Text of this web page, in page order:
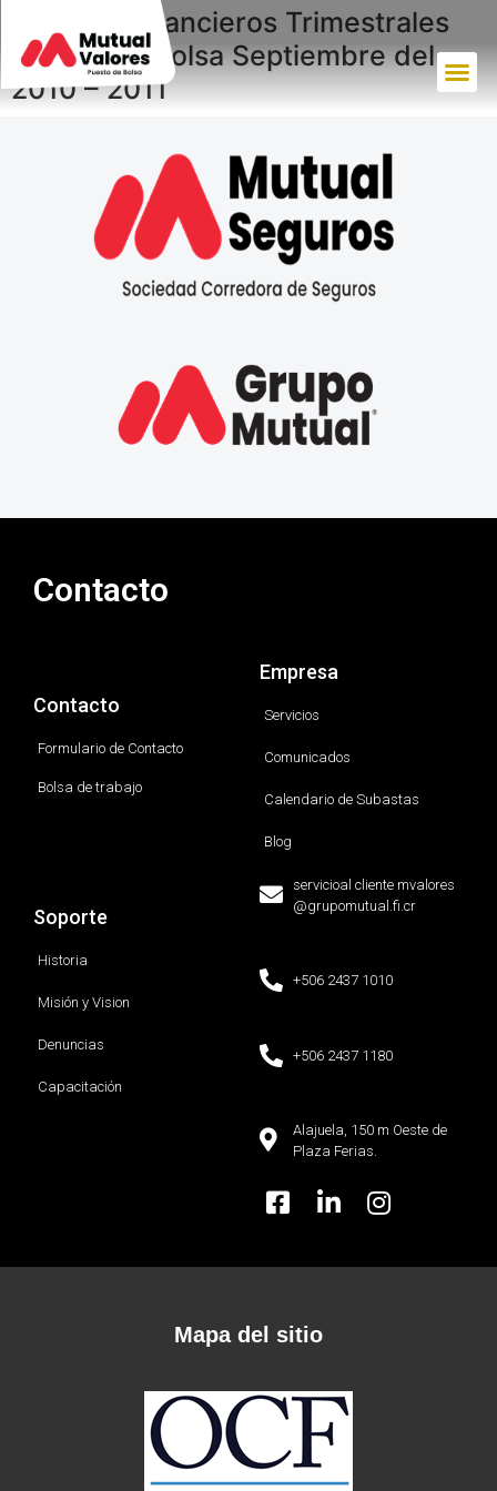
Estados Financieros Trimestrales
Puesto de Bolsa Septiembre del
2010 – 2011
Contacto
Contacto
Formulario de Contacto
Bolsa de trabajo
Empresa
Servicios
Comunicados
Calendario de Subastas
Blog
Soporte
Historia
Misión y Vision
Denuncias
Capacitación
servicioal cliente mvalores
@grupomutual.fi.cr
+506 2437 1010
+506 2437 1180
Alajuela, 150 m Oeste de
Plaza Ferias.
Mapa del sitio